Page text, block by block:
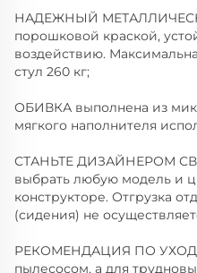
НАДЕЖНЫЙ
порошковой краской,
воздействию.
стул 260 кг;
ОБИВКА выполнена из
мягкого наполнителя
СТАНЬТЕ ДИЗАЙНЕРОМ
выбрать любую модель и
конструкторе. Отгрузка
(сидения) не
РЕКОМЕНДАЦИЯ ПО
пылесосом, а для